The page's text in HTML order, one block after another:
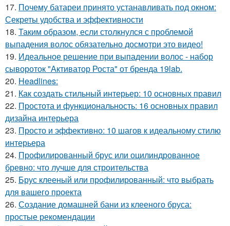
17. Почему батареи принято устанавливать под окном:
Секреты удобства и эффективности
18. Таким образом, если столкнулся с проблемой
выпадения волос обязательно досмотри это видео!
19. Идеальное решение при выпадении волос - набор
сывороток "Активатор Роста" от бренда 19lab.
20. Headlines:
21. Как создать стильный интерьер: 10 основных правил
22. Простота и функциональность: 16 основных правил
дизайна интерьера
23. Просто и эффективно: 10 шагов к идеальному стилю
интерьера
24. Профилированный брус или оцилиндрованное
бревно: что лучше для строительства
25. Брус клееный или профилированный: что выбрать
для вашего проекта
26. Создание домашней бани из клееного бруса:
простые рекомендации